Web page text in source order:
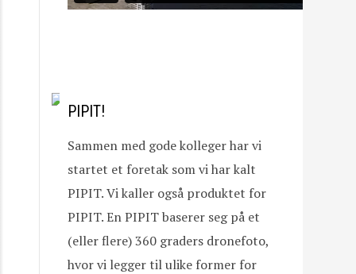
PIPIT!
Sammen med gode kolleger har vi
startet et foretak som vi har kalt
PIPIT. Vi kaller også produktet for
PIPIT. En PIPIT baserer seg på et
(eller flere) 360 graders dronefoto,
hvor vi legger til ulike former for